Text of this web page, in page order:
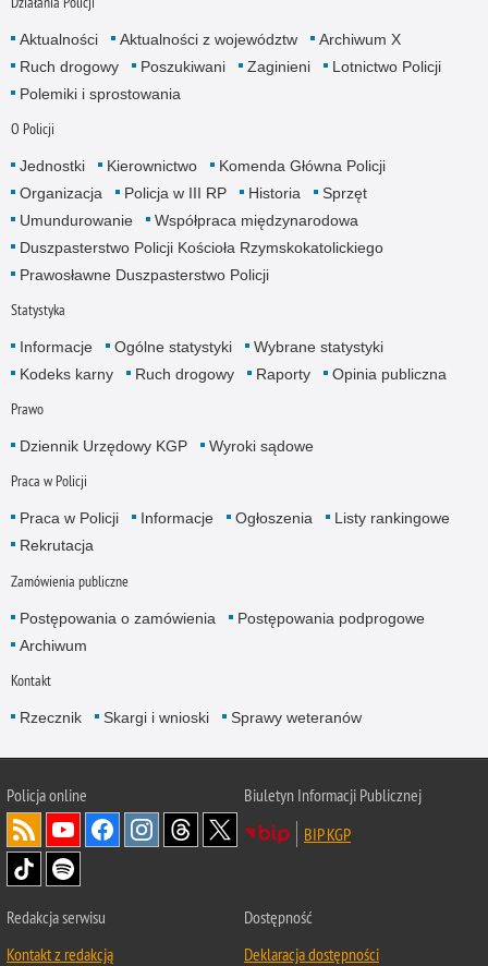
Aktualności Aktualności z województw
Archiwum X
Ruch drogowy
Poszukiwani Zaginieni
Lotnictwo Policji
Polemiki i sprostowania
O Policji
Jednostki Kierownictwo
Komenda Główna Policji
Organizacja
Policja w III RP Historia
Sprzęt
Umundurowanie
Współpraca międzynarodowa
Duszpasterstwo Policji Kościoła Rzymskokatolickiego
Prawosławne Duszpasterstwo Policji
Statystyka
Informacje Ogólne statystyki
Wybrane statystyki
Kodeks karny
Ruch drogowy Raporty Opinia publiczna
Prawo
Dziennik Urzędowy KGP Wyroki sądowe
Praca w Policji
Praca w Policji Informacje Ogłoszenia
Listy rankingowe
Rekrutacja
Zamówienia publiczne
Postępowania o zamówienia
Postępowania podprogowe
Archiwum
Kontakt
Rzecznik Skargi i wnioski Sprawy weteranów
Policjaonline
Biuletyn Informacji Publicznej
BIP KGP
Redakcja serwisu
Kontakt z redakcją
Dostępność
Deklaracja dostępności